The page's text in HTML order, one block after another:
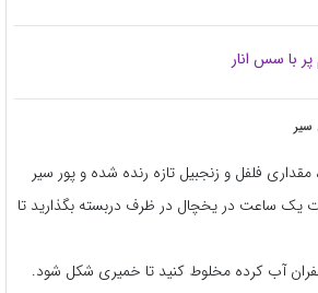
با سس انار
سیر
فلفل و زنجبیل تازه رنده شده و پور سیر
یک ساعت در یخچال در ظرف دربسته بگذارید تا
آب کرده مخلوط کنید تا خمیری شکل شود.